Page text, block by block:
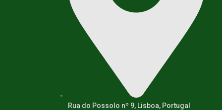
Rua do Possolo nº 9, Lisboa, Portugal